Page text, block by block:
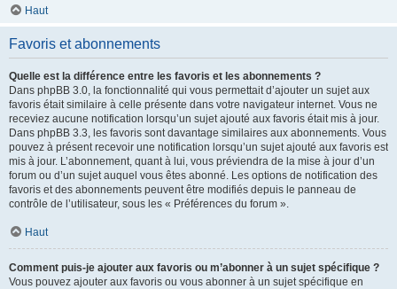
Haut
Favoris et abonnements
Quelle est la différence entre les favoris et les abonnements ?
Dans phpBB 3.0, la fonctionnalité qui vous permettait d’ajouter un sujet aux
favoris était similaire à celle présente dans votre navigateur internet. Vous ne
receviez aucune notification lorsqu’un sujet ajouté aux favoris était mis à jour.
Dans phpBB 3.3, les favoris sont davantage similaires aux abonnements. Vous
pouvez à présent recevoir une notification lorsqu’un sujet ajouté aux favoris est
mis à jour. L’abonnement, quant à lui, vous préviendra de la mise à jour d’un
forum ou d’un sujet auquel vous êtes abonné. Les options de notification des
favoris et des abonnements peuvent être modifiés depuis le panneau de
contrôle de l’utilisateur, sous les « Préférences du forum ».
Haut
Comment puis-je ajouter aux favoris ou m’abonner à un sujet spécifique ?
Vous pouvez ajouter aux favoris ou vous abonner à un sujet spécifique en